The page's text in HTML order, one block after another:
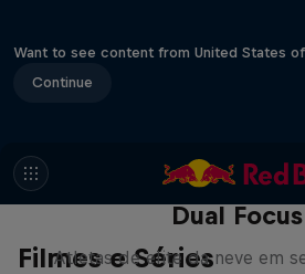
Want to see content from United States
Continue
Filmes e Séries
Dual Focus
Atletas de elite da neve em